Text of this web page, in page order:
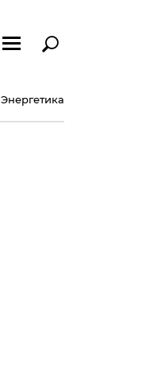
Энергетика